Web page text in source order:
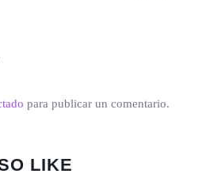
para publicar un comentario.
LIKE